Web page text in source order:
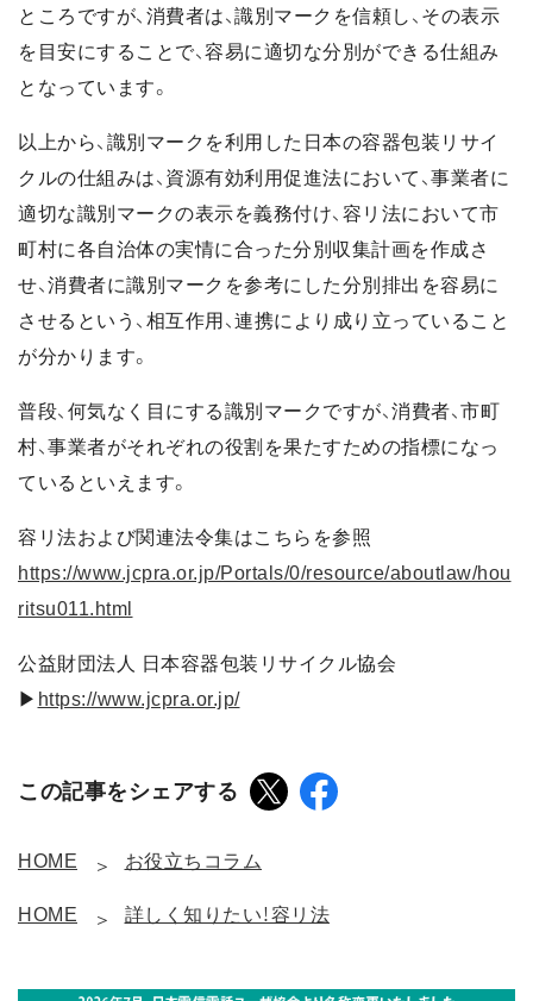
ところですが、消費者は、識別マークを信頼し、その表示
を目安にすることで、容易に適切な分別ができる仕組み
となっています。
以上から、識別マークを利用した日本の容器包装リサイ
クルの仕組みは、資源有効利用促進法において、事業者に
適切な識別マークの表示を義務付け、容リ法において市
町村に各自治体の実情に合った分別収集計画を作成さ
せ、消費者に識別マークを参考にした分別排出を容易に
させるという、相互作用、連携により成り立っていること
が分かります。
普段、何気なく目にする識別マークですが、消費者、市町
村、事業者がそれぞれの役割を果たすための指標になっ
ているといえます。
容リ法および関連法令集はこちらを参照
https://www.jcpra.or.jp/Portals/0/resource/aboutlaw/hou
ritsu011.html
公益財団法人 日本容器包装リサイクル協会
▶ https://www.jcpra.or.jp/
この記事をシェアする
HOME お役立ちコラム
HOME 詳しく知りたい！容リ法